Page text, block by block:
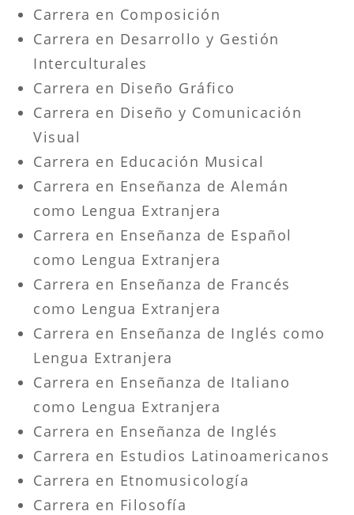
Carrera en Composición
Carrera en Desarrollo y Gestión
Interculturales
Carrera en Diseño Gráfico
Carrera en Diseño y Comunicación
Visual
Carrera en Educación Musical
Carrera en Enseñanza de Alemán
como Lengua Extranjera
Carrera en Enseñanza de Español
como Lengua Extranjera
Carrera en Enseñanza de Francés
como Lengua Extranjera
Carrera en Enseñanza de Inglés como
Lengua Extranjera
Carrera en Enseñanza de Italiano
como Lengua Extranjera
Carrera en Enseñanza de Inglés
Carrera en Estudios Latinoamericanos
Carrera en Etnomusicología
Carrera en Filosofía